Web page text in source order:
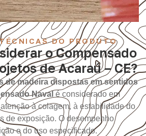
DO PRODUTO
o Compensado
de Acaraú – CE?
de madeira dispostas em sentidos
Naval é considerado em
à colagem, à estabilidade do
de exposição. O desempenho
e do uso especificado.